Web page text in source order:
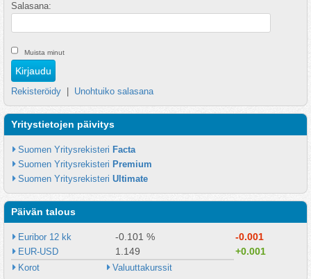
Salasana:
Muista minut
Rekisteröidy Unohtuiko salasana
Yritystietojen päivitys
Suomen Yritysrekisteri Facta
Suomen Yritysrekisteri Premium
Suomen Yritysrekisteri Ultimate
Päivän talous
Euribor 12 kk -0.101 % -0.001
EUR-USD 1.149 +0.001
Korot Valuuttakurssit